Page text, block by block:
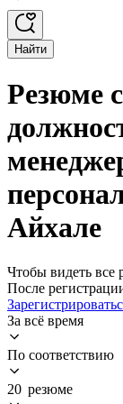
Найти
Резюме
Айхале
Чтобы видеть все
После
За всё время
По соответствию
20 резюме